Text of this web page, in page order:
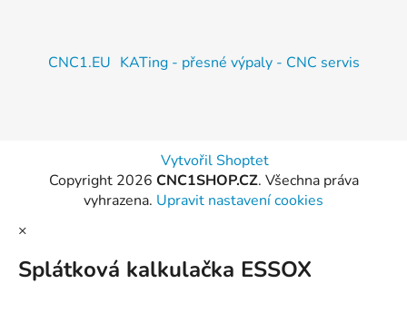
CNC1.EU KATing - přesné výpaly - CNC servis
Vytvořil Shoptet
Copyright 2026 CNC1SHOP.CZ. Všechna práva
vyhrazena. Upravit nastavení cookies
×
Splátková kalkulačka ESSOX